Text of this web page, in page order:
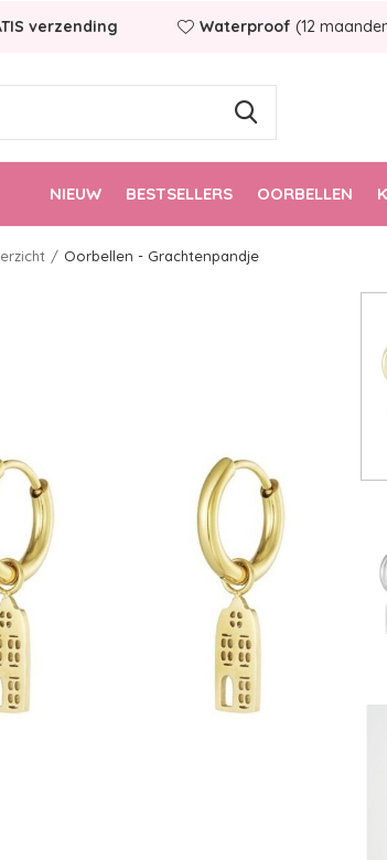
NIEUW BESTSELLERS OORBELLEN
verzending Waterproof (12
Oorbellen - Grachtenpandje